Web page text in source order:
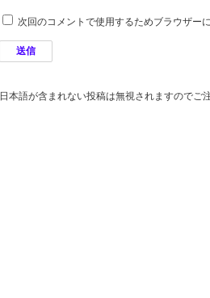
次回のコメントで使用するためブラウザー
日本語が含まれない投稿は無視されますのでご